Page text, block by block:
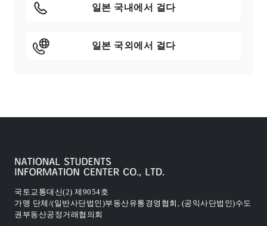
일본 국내에서 걸다
일본 국외에서 걸다
국토교통대신(2) 제9054호
가맹 단체/(일반사단법인)부동산유통경영협회, (공익사단법인)수도
권부동산공정거래협의회